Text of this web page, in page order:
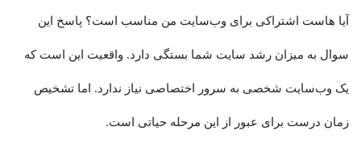
آیا هاست اشتراکی برای وب‌سایت من مناسب است؟ پاسخ این
سوال به میزان رشد سایت شما بستگی دارد. واقعیت این است که
یک وب‌سایت شخصی به سرور اختصاصی نیاز ندارد. اما تشخیص
زمان درست برای عبور از این مرحله حیاتی است.